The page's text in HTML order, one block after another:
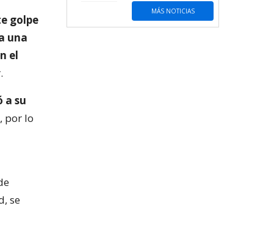
golpe
una
el
a su
, por lo
se
MÁS NOTICIAS